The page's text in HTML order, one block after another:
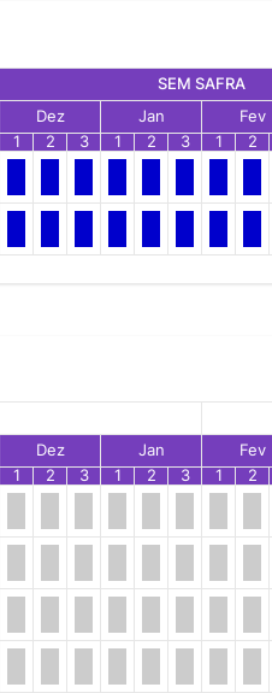
SEM SAFRA
Dez Jan Fev
1 2 3 1 2 3 1 2
Dez Jan Fev
1 2 3 1 2 3 1 2